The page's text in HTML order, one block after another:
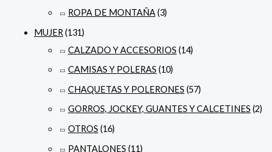
ROPA DE MONTAÑA(3)
MUJER(131)
CALZADO Y ACCESORIOS (14)
CAMISAS Y POLERAS (10)
CHAQUETAS Y POLERONES (57)
GORROS, JOCKEY, GUANTES Y CALCETINES (2)
OTROS (16)
PANTALONES (11)